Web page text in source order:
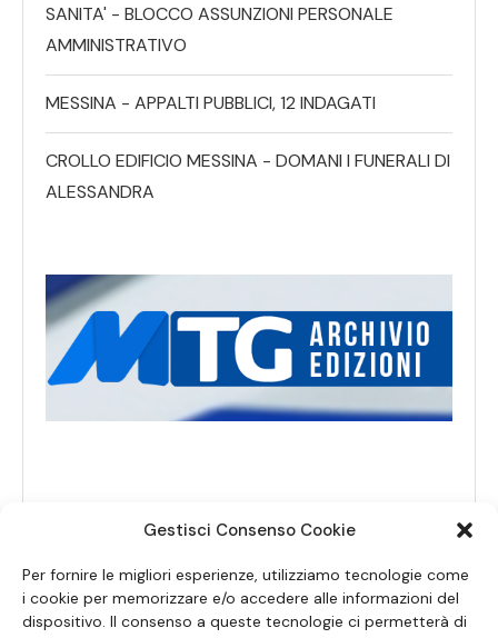
Gestisci Consenso Cookie
Per fornire le migliori esperienze, utilizziamo tecnologie come
i cookie per memorizzare e/o accedere alle informazioni del
dispositivo. Il consenso a queste tecnologie ci permetterà di
SANITA' - BLOCCO ASSUNZIONI PERSONALE
AMMINISTRATIVO
MESSINA - APPALTI PUBBLICI, 12 INDAGATI
CROLLO EDIFICIO MESSINA - DOMANI I FUNERALI DI
ALESSANDRA